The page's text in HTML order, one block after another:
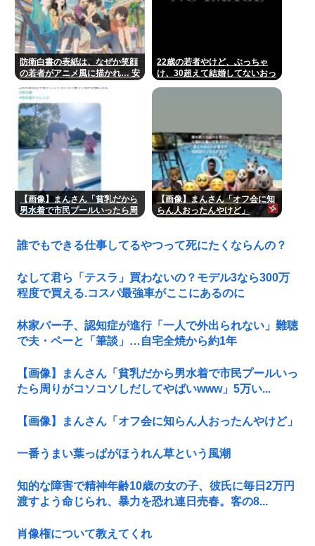
防衛白書の表紙は、なぜか笑顔
の若者がアニメ風に描かれ… 安
に戸惑いの声
22歳の若者やけど、ぶっちゃ
け、30超えて結婚してないおっ
【画像】まんさん「貧乳だから
男水着で市民プールいったら周
【画像】まんさん「オフ会に知
らん人おったんやけど」
誰でもできる仕事してるやつって死にたくならんの？
なして君ら「テスラ」買わないの？モデル3なら300万
程度で買える.コスパ最強車がここにあるのに
林家パー子、認知症が進行「一人で外出られない」難聴
で夫・ペーと「筆談」…自宅全焼から約1年
【画像】まんさん「貧乳だから男水着で市民プールいっ
たら周りがコソコソしだしてやばいwww」5万い...
【画像】まんさん「オフ会に知らん人おったんやけど」
一番うまい葉っぱがほうれん草という風潮
知的な障害で精神年齢10歳の女の子、彼氏に毎日2万円
渡すよう命じられ、暴力を恐れ連日売春。客の8...
肖像権について教えてくれ